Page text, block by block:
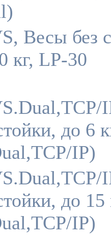
Весы без
кг, LP-30
до 6
IP)
до 15
IP)